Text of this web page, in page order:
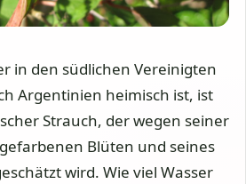
in den südlichen Vereinigten
Argentinien heimisch ist, ist
Strauch, der wegen seiner
Blüten und seines
wird. Wie viel Wasser